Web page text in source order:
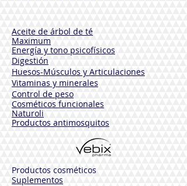
Aceite de árbol de té
Maximum
Energía y tono psicofísicos
Digestión
Huesos-Músculos y Articulaciones
Vitaminas y minerales
Control de peso
Cosméticos funcionales
Naturoli
Productos antimosquitos
Productos cosméticos
Suplementos